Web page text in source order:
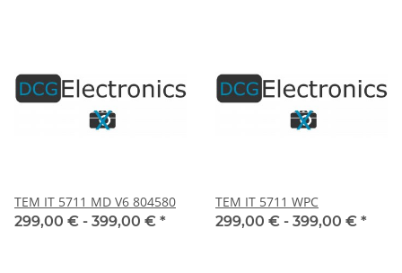
TEM IT 5711 MD V6 804580
299,00 € - 399,00 € *
TEM IT 5711 WPC
299,00 € - 399,00 € *